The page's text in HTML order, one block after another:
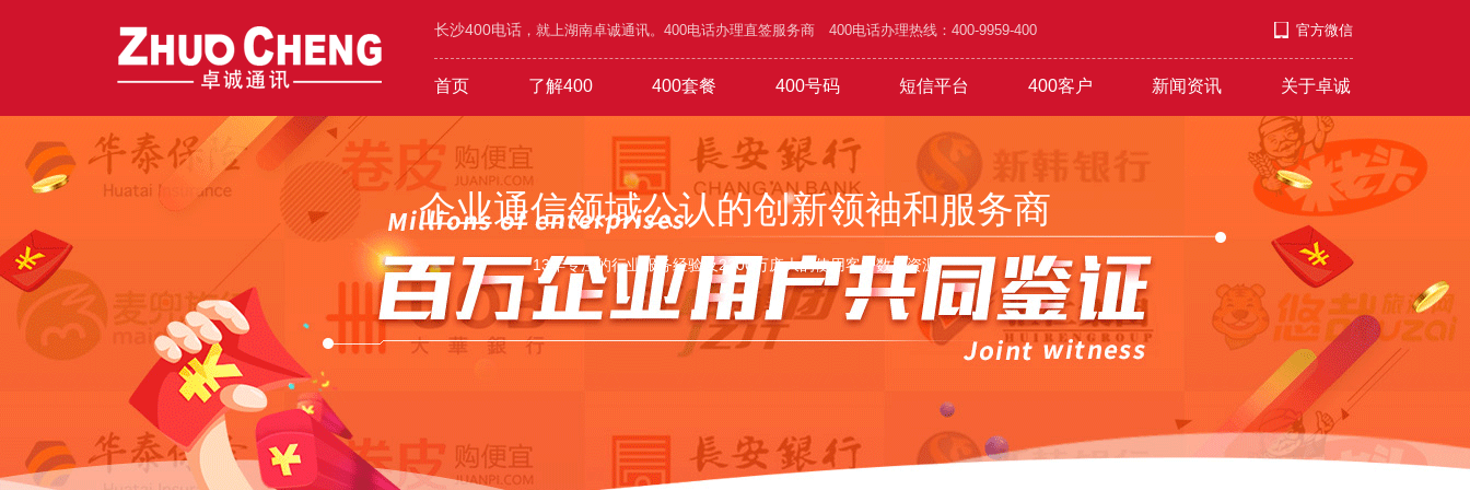
长沙400电话 ，就上湖南卓诚通讯。400电话办理直签服务商 400电话办理热线：400-9959-400 官方微信
首页 了解400
400价值 400功能 办理攻略 1010号码
400套餐
600元年套餐 1800元年套餐 4500元年套餐 6.8万元年套餐
400号码
4001号段 4006号段 4007号段 4008号段
短信平台
验证短信 通知短信
400客户
工业/环保/能源 机械/设备/五金 广告/设计/装饰 网络/通讯/科技 家具/家私/家电 旅游/教育/医药 文艺/媒体/策划
新闻资讯
彩铃录制
关于卓诚
公司简介 企业文化 联系方式
企业通信领域公认的创新领袖和服务商
13年专注的行业服务经验及2300万庞大的使用客户数据资源